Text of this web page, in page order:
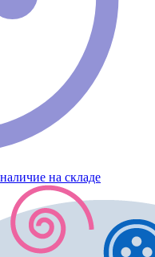
на складе